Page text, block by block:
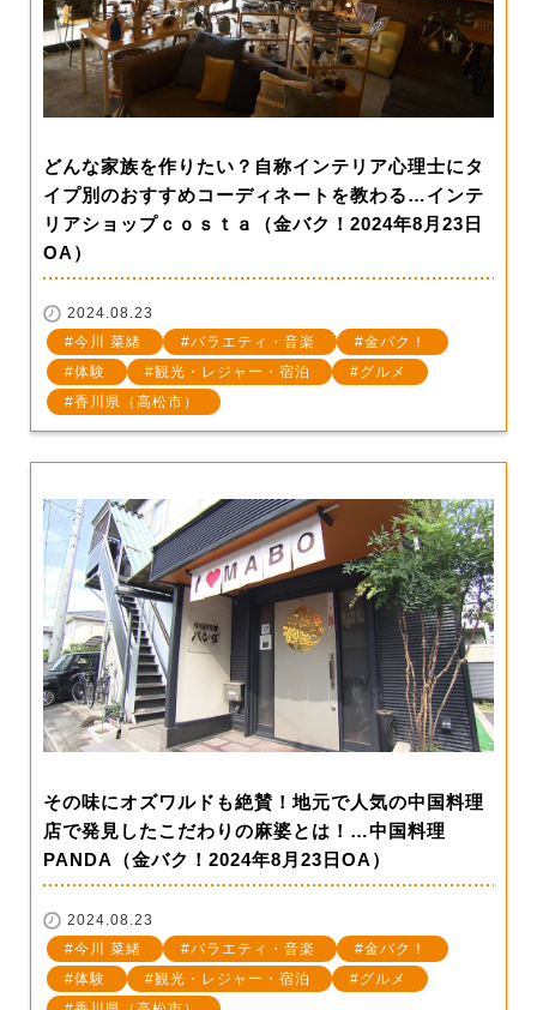
どんな家族を作りたい？自称インテリア心理士にタ
イプ別のおすすめコーディネートを教わる…インテ
リアショップｃｏｓｔａ（金バク！2024年8月23日
OA）
2024.08.23
今川 菜緒
バラエティ・音楽
金バク！
体験
観光・レジャー・宿泊
グルメ
香川県（高松市）
その味にオズワルドも絶賛！地元で人気の中国料理
店で発見したこだわりの麻婆とは！…中国料理
PANDA（金バク！2024年8月23日OA）
2024.08.23
今川 菜緒
バラエティ・音楽
金バク！
体験
観光・レジャー・宿泊
グルメ